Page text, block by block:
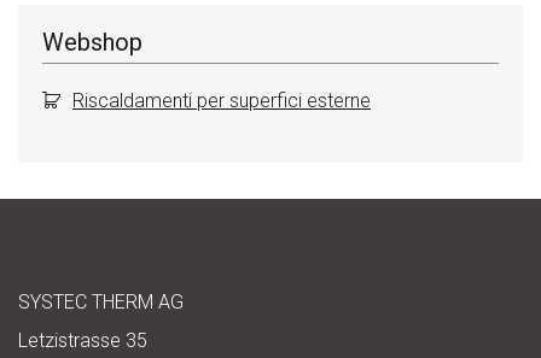
Webshop
Riscaldamenti per superfici esterne
SYSTEC THERM AG
Letzistrasse 35